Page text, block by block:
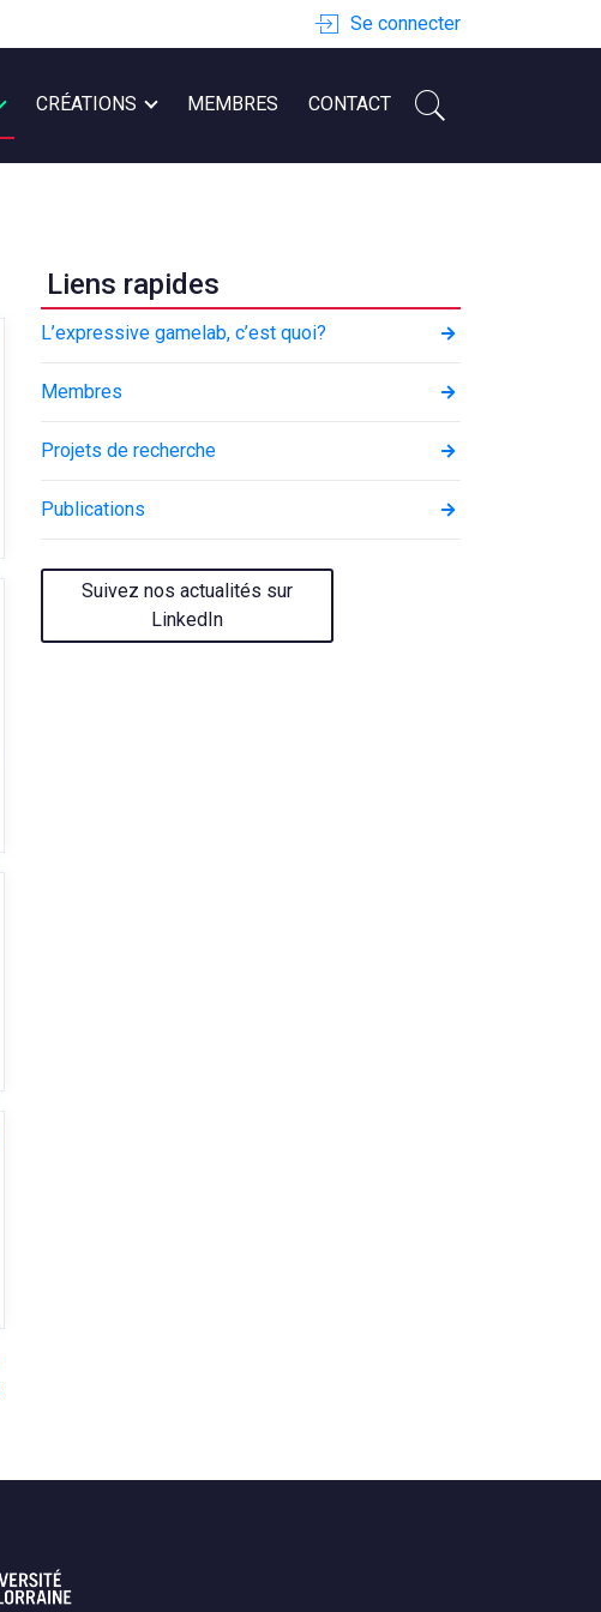
Se connecter
CRÉATIONS MEMBRES CONTACT
Liens rapides
L’expressive gamelab, c’est quoi?
Membres
Projets de recherche
Publications
Suivez nos actualités sur
LinkedIn